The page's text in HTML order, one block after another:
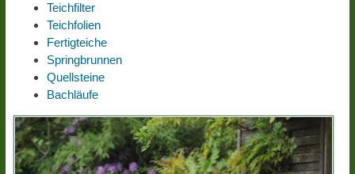
Teichfilter
Teichfolien
Fertigteiche
Springbrunnen
Quellsteine
Bachläufe